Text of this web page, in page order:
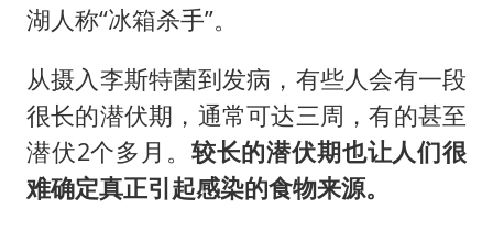
湖人称“冰箱杀手”。
从摄入李斯特菌到发病，有些人会有一段
很长的潜伏期，通常可达三周，有的甚至
潜伏2个多月。 较长的潜伏期也让人们很
难确定真正引起感染的食物来源。